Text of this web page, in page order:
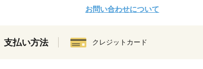
お問い合わせについて
支払い方法 クレジットカード